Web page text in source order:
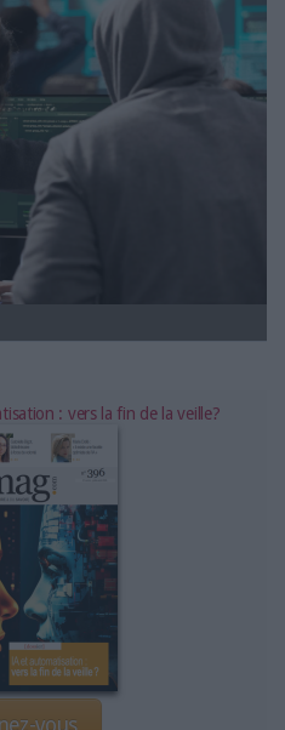
: vers la fin de la veille?
vous